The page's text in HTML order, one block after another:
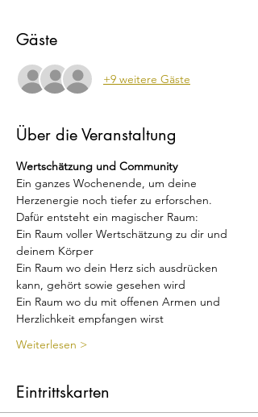
Gäste
+9 weitere Gäste
Über die Veranstaltung
Wertschätzung und Community
Ein ganzes Wochenende, um deine
Herzenergie noch tiefer zu erforschen.
Dafür entsteht ein magischer Raum:
Ein Raum voller Wertschätzung zu dir und
deinem Körper
Ein Raum wo dein Herz sich ausdrücken
kann, gehört sowie gesehen wird
Ein Raum wo du mit offenen Armen und
Herzlichkeit empfangen wirst
Weiterlesen >
Eintrittskarten